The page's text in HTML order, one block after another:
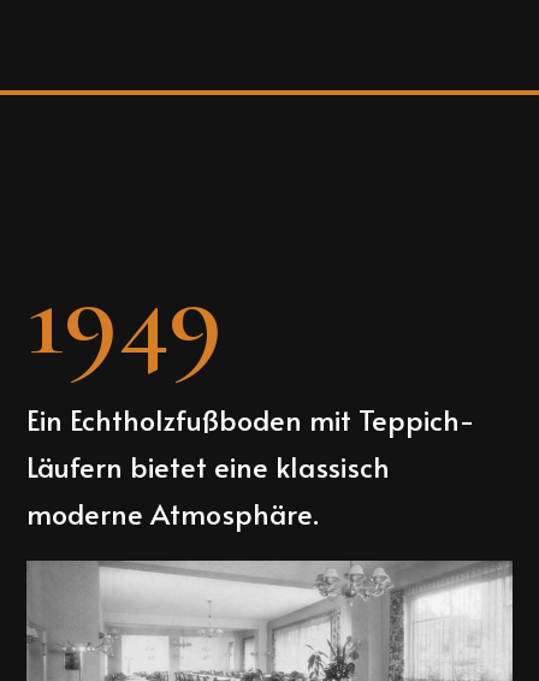
1949
Ein Echtholzfußboden mit Teppich-
Läufern bietet eine klassisch
moderne Atmosphäre.